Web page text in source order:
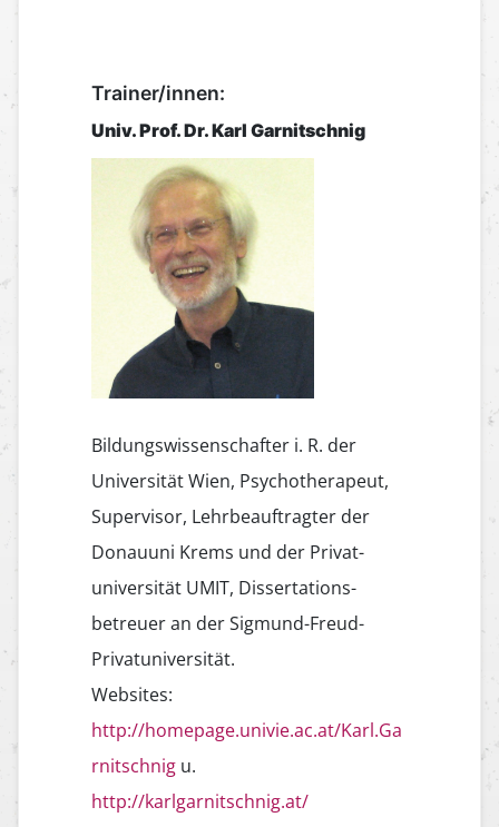
Trainer/innen:
Univ. Prof. Dr. Karl Garnitschnig
Bildungswissenschafter i. R. der
Universität Wien, Psychotherapeut,
Supervisor, Lehrbeauftragter der
Donauuni Krems und der Privat­
universität UMIT, Dissertations­
betreuer an der Sigmund-Freud-
Privatuniversität.
Websites:
http://homepage.univie.ac.at/Karl.Ga
rnitschnig u.
http://karlgarnitschnig.at/